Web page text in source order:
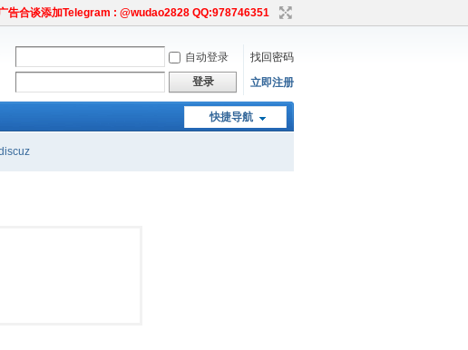
告合谈添加Telegram : @wudao2828 QQ:978746351
自动登录
找回密码
登录 立即注册
快捷导航